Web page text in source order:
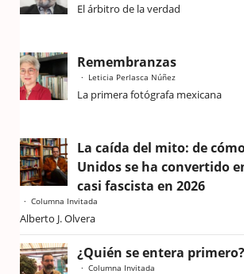
El árbitro de la verdad
Remembranzas
Leticia Perlasca Núñez
La primera fotógrafa mexicana
La caída del mito: de
Unidos se ha convertido
casi fascista en 2026
Columna Invitada
Alberto J. Olvera
¿Quién se entera primero?
Columna Invitada